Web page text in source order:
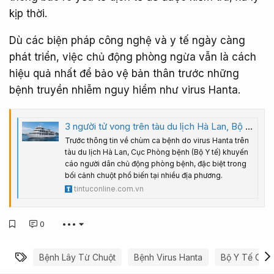
kịp thời.
Dù các biện pháp công nghệ và y tế ngày càng
phát triển, việc chủ động phòng ngừa vẫn là cách
hiệu quả nhất để bảo vệ bản thân trước những
bệnh truyền nhiễm nguy hiểm như virus Hanta.
3 người tử vong trên tàu du lịch Hà Lan, Bộ Y tế khuyến cáo phòng bệnh từ chuột
Trước thông tin về chùm ca bệnh do virus Hanta trên
tàu du lịch Hà Lan, Cục Phòng bệnh (Bộ Y tế) khuyến
cáo người dân chủ động phòng bệnh, đặc biệt trong
bối cảnh chuột phổ biến tại nhiều địa phương.
tintuconline.com.vn
0 •••
Từ khóa
Bệnh Lây Từ Chuột Bệnh Virus Hanta Bộ Y Tế